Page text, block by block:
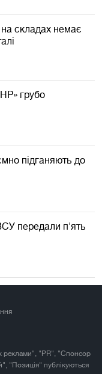
складах немає
грубо
підганяють до
передали п'ять
реклами", "PR", "Спонсор
"Позиція" публікуються